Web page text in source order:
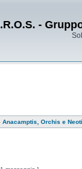
-
Anacamptis, Orchis e